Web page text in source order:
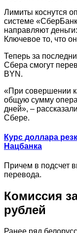
Лимиты коснутся
системе
направляют
Ключевое то, что
Теперь за
Сбера смогут
BYN.
«При совершении
общую сумму
дней», –
Сбере.
Курс доллара
Нацбанка
Причем в подсчет
перевода.
Комиссия
рублей
Ранее ряд